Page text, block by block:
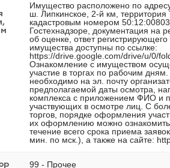
Имущество расположено по
ш. Липкинское, 2-й км, территория
кадастровым номером
Гостехнадзоре, документация на
об оценке, ответ
имущества доступны по ссылке:
https://drive.google.com/drive/u/0/
Ознакомление с имуществом
участие в торгах по рабочим
необходимо на эл. почту
предполагаемой даты осмотра,
комплекса с приложением ФИО и
участвующих в осмотре лиц. С
торгов, порядке оформления
их оформлению можно
течение всего срока приема
мин. по мск.), а также на сайте:
99 - Прочее